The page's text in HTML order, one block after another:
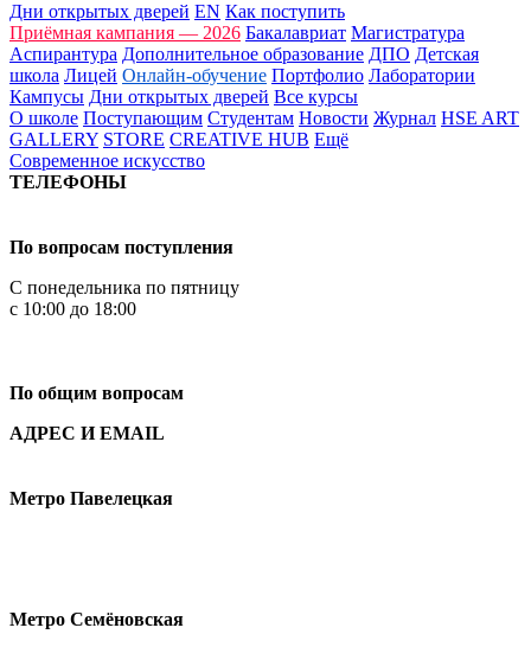
Дни открытых дверей EN Как поступить
Приёмная кампания — 2026 Бакалавриат Магистратура
Аспирантура Дополнительное образование ДПО Детская
школа Лицей Онлайн-обучение Портфолио Лаборатории
Кампусы Дни открытых дверей Все курсы
О школе Поступающим Студентам Новости Журнал HSE ART
GALLERY STORE CREATIVE HUB Ещё
Современное искусство
ТЕЛЕФОНЫ
По вопросам поступления
С понедельника по пятницу
с 10:00 до 18:00
По общим вопросам
АДРЕС И EMAIL
Метро Павелецкая
Метро Семёновская